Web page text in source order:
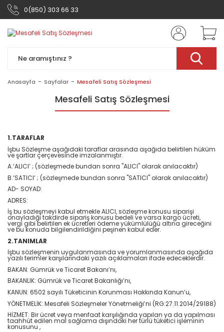
0(850) 303 66 33
Anasayfa Sayfalar Mesafeli Satış Sözleşmesi
Mesafeli Satış Sözleşmesi
1.TARAFLAR
İşbu Sözleşme aşağıdaki taraflar arasında aşağıda belirtilen hüküm
ve şartlar çerçevesinde imzalanmıştır.
A.‘ALICI’ ; (sözleşmede bundan sonra "ALICI" olarak anılacaktır)
B.‘SATICI’ ; (sözleşmede bundan sonra "SATICI" olarak anılacaktır)
AD- SOYAD:
ADRES:
İş bu sözleşmeyi kabul etmekle ALICI, sözleşme konusu siparişi
onayladığı takdirde sipariş konusu bedeli ve varsa kargo ücreti,
vergi gibi belirtilen ek ücretleri ödeme yükümlülüğü altına gireceğini
ve bu konuda bilgilendirildiğini peşinen kabul eder.
2.TANIMLAR
İşbu sözleşmenin uygulanmasında ve yorumlanmasında aşağıda
yazılı terimler karşılarındaki yazılı açıklamaları ifade edeceklerdir.
BAKAN: Gümrük ve Ticaret Bakanı’nı,
BAKANLIK: Gümrük ve Ticaret Bakanlığı’nı,
KANUN: 6502 sayılı Tüketicinin Korunması Hakkında Kanun’u,
YÖNETMELİK: Mesafeli Sözleşmeler Yönetmeliği’ni (RG:27.11.2014/29188)
HİZMET: Bir ücret veya menfaat karşılığında yapılan ya da yapılması
taahhüt edilen mal sağlama dışındaki her türlü tüketici işleminin
konusunu ,